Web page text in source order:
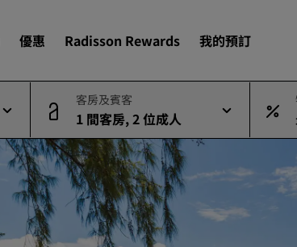
優惠 Radisson Rewards 我的預訂
尋找您的酒店
目的地
度假酒店
酒店式公寓
機場酒店
客房及賓客
1 間客房, 2 位成人